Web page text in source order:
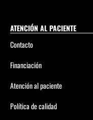
ATENCIÓN AL PACIENTE
Contacto
Financiación
Atención al paciente
Política de calidad